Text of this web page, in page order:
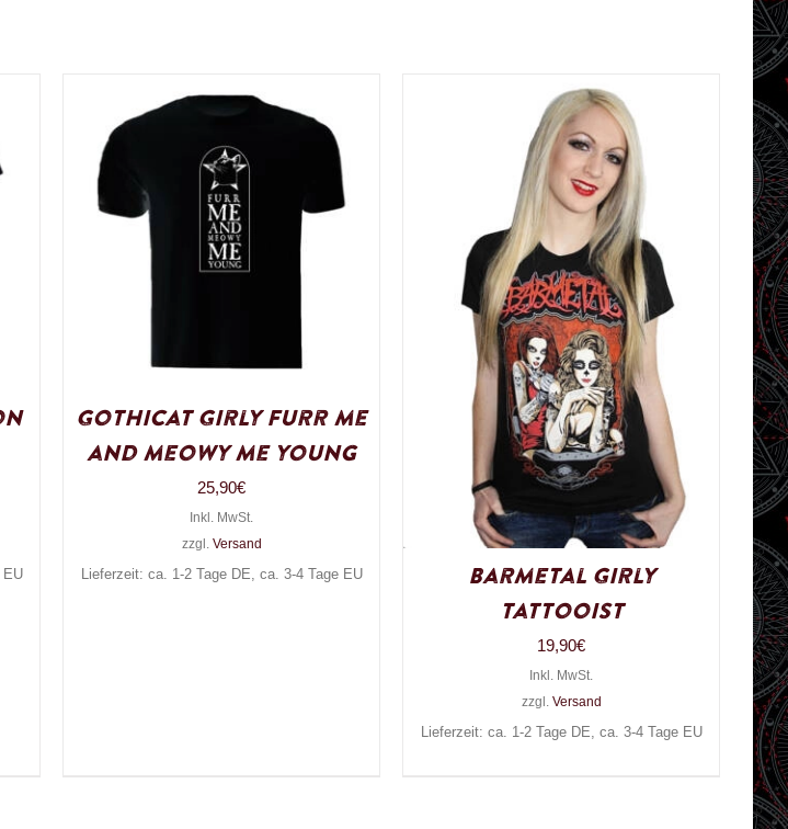
EU
Gothicat Girly Furr me
and meowy me young
25,90€
Inkl. MwSt.
zzgl. Versand
Lieferzeit: ca. 1-2 Tage DE, ca. 3-4 Tage EU
Barmetal Girly
Tattooist
19,90€
Inkl. MwSt.
zzgl. Versand
Lieferzeit: ca. 1-2 Tage DE, ca. 3-4 Tage EU